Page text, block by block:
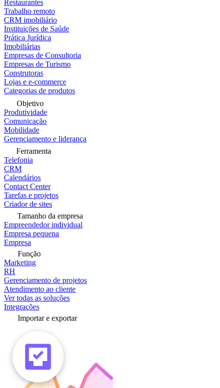
Restaurantes
Trabalho remoto
CRM imobiliário
Instituições de Saúde
Prática Jurídica
Imobiliárias
Empresas de Consultoria
Empresas de Turismo
Construtoras
Lojas e e-commerce
Categorias de produtos
Objetivo
Produtividade
Comunicação
Mobilidade
Gerenciamento e liderança
Ferramenta
Telefonia
CRM
Calendários
Contact Center
Tarefas e projetos
Criador de sites
Tamanho da empresa
Empreendedor individual
Empresa pequena
Empresa
Função
Marketing
RH
Gerenciamento de projetos
Atendimento ao cliente
Ver todas as soluções
Integrações
Importar e exportar